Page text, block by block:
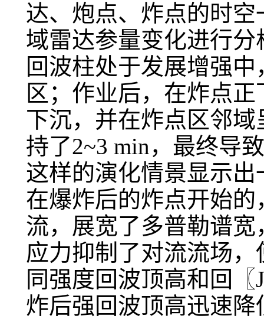
达、炮点、炸点的时
域雷达参量变化进行
回波柱处于发展增强
区；作业后，在炸点
下沉，并在炸点区邻
持了2~3 min，最终导
这样的演化情景显示
在爆炸后的炸点开始
流，展宽了多普勒谱
应力抑制了对流流场
同强度回波顶高和回
炸后强回波顶高迅速